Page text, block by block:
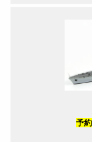
予約